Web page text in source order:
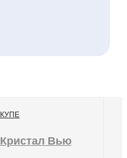
КУПЕ
Кристал Вью